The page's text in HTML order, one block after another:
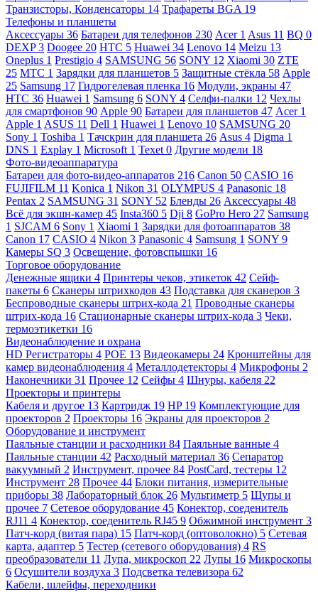
Транзисторы, Конденсаторы 14 Трафареты BGA 19
Телефоны и планшеты
Аксессуары 36 Батареи для телефонов 230 Acer 1 Asus 11 BQ 0
DEXP3 Doogee 20 HTC 5 Huawei 34 Lenovo 14 Meizu 13
Oneplus 1 Prestigio 4 SAMSUNG 56 SONY 12 Xiaomi 30 ZTE
25 МТС 1 Зарядки для планшетов 5 Защитные стёкла 58 Apple
25 Samsung 17 Гидрогелевая пленка 16 Модули, экраны 47
HTC 36 Huawei 1 Samsung 6 SONY 4 Селфи-палки 12 Чехлы
для смартфонов 90 Apple 90 Батареи для планшетов 47 Acer 1
Apple 1 ASUS 11 Dell 1 Huawei 1 Lenovo 10 SAMSUNG 20
Sony 1 Toshiba 1 Тачскрин для планшета 26 Asus 4 Digma 1
DNS 1 Explay 1 Microsoft 1 Texet 0 Другие модели 18
Фото-видеоаппаратура
Батареи для фото-видео-аппаратов 216 Canon 50 CASIO 16
FUJIFILM 11 Konica 1 Nikon 31 OLYMPUS 4 Panasonic 18
Pentax 2 SAMSUNG 31 SONY 52 Бленды 26 Аксессуары 48
Всё для экшн-камер 45 Insta360 5 Dji 8 GoPro Hero 27 Samsung
1 SJCAM 6 Sony 1 Xiaomi 1 Зарядки для фотоаппаратов 38
Canon 17 CASIO 4 Nikon 3 Panasonic 4 Samsung 1 SONY 9
Камеры SQ 3 Освещение, фотовспышки 16
Торговое оборудование
Денежные ящики 4 Принтеры чеков, этикеток 42 Сейф-
пакеты 6 Сканеры штрихкодов 43 Подставка для сканеров 3
Беспроводные сканеры штрих-кода 21 Проводные сканеры
штрих-кода 16 Стационарные сканеры штрих-кода 3 Чеки,
термоэтикетки 16
Видеонаблюдение и охрана
HD Регистраторы 4 POE 13 Видеокамеры 24 Кронштейны для
камер видеонаблюдения 4 Металлодетекторы 4 Микрофоны 2
Наконечники 31 Прочее 12 Сейфы 4 Шнуры, кабеля 22
Проекторы и принтеры
Кабеля и другое 13 Картридж 19 HP 19 Комплектующие для
проекторов 2 Проекторы 16 Экраны для проекторов 2
Оборудование и инструмент
Паяльные станции и расходники 84 Паяльные ванные 4
Паяльные станции 42 Расходный материал 36 Сепаратор
вакуумный 2 Инструмент, прочее 84 PostCard, тестеры 12
Инструмент 28 Прочее 44 Блоки питания, измерительные
приборы 38 Лабораторный блок 26 Мультиметр 5 Щупы и
прочее 7 Сетевое оборудование 45 Конектор, соеденитель
RJ11 4 Конектор, соеденитель RJ45 9 Обжимной инструмент 3
Патч-корд (витая пара) 15 Патч-корд (оптоволокно) 5 Сетевая
карта, адаптер 5 Тестер (сетевого оборудования) 4 RS
преобразователи 11 Лупа, микроскоп 22 Лупы 16 Микроскопы
6 Осушители воздуха 3 Подсветка телевизора 62
Кабели, шлейфы, переходники